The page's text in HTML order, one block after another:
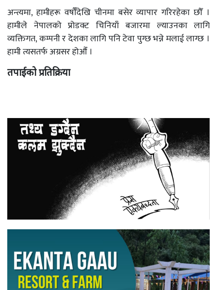
अन्त्यमा, हामीहरू वर्षौँदेखि चीनमा बसेर व्यापार गरिरहेका छौँ ।
हामीले नेपालको प्रोडक्ट चिनियाँ बजारमा ल्याउनका लागि
व्यक्तिगत, कम्पनी र देशका लागि पनि टेवा पुग्छ भन्ने मलाई लाग्छ ।
हामी त्यसतर्फ अग्रसर होऔँ ।
तपाईको प्रतिक्रिया